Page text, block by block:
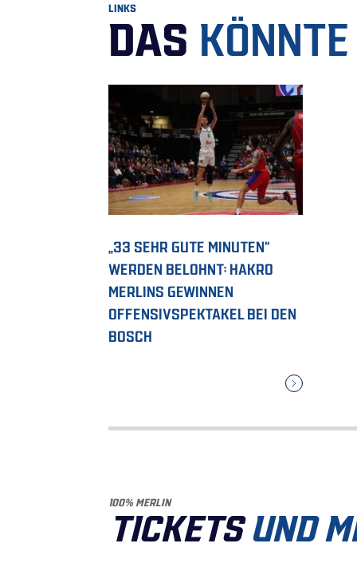
LINKS
DAS
„33 SEHR GUTE MINUTEN“
WERDEN BELOHNT: HAKRO
MERLINS GEWINNEN
OFFENSIVSPEKTAKEL BEI DEN
BOSCH
100% MERLIN
TICKETSUND